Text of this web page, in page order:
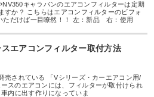
キャラバンのエアコンフィルターは定期
すか？ こちらはエアコンフィルターのビフォ
ただけば一目瞭然！！ 左：新品 右：使用
エアコンフィルター取付方法
売されている 「Vシリーズ・カーエアコン用/
スのエアコンには、フィルターが取付けられ
内に出す作りになっていま